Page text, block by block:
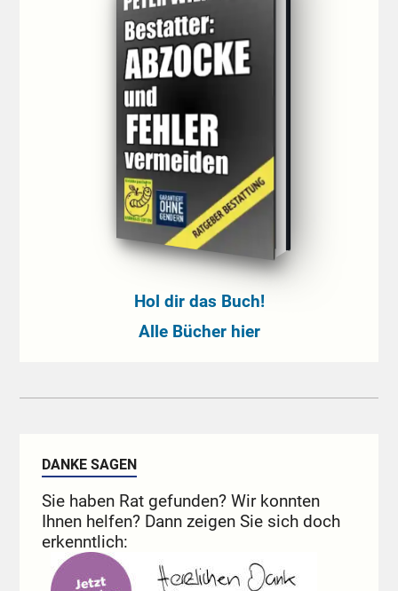
Hol dir das Buch!
Alle Bücher hier
DANKE SAGEN
Sie haben Rat gefunden? Wir konnten
Ihnen helfen? Dann zeigen Sie sich doch
erkenntlich: